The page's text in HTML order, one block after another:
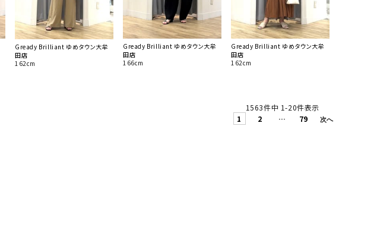
Gready Brilliant ゆめタウン大牟
田店
162cm
Gready Brilliant ゆめタウン大牟
田店
166cm
Gready Brilliant ゆめタウン大牟
田店
162cm
1563件中 1-20件表示
1
2 … 79